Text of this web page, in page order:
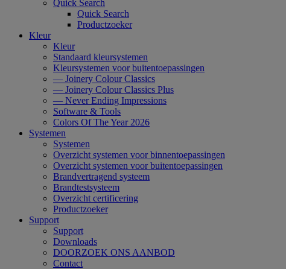
Quick Search
Quick Search
Productzoeker
Kleur
Kleur
Standaard kleursystemen
Kleursystemen voor buitentoepassingen
— Joinery Colour Classics
— Joinery Colour Classics Plus
— Never Ending Impressions
Software & Tools
Colors Of The Year 2026
Systemen
Systemen
Overzicht systemen voor binnentoepassingen
Overzicht systemen voor buitentoepassingen
Brandvertragend systeem
Brandtestsysteem
Overzicht certificering
Productzoeker
Support
Support
Downloads
DOORZOEK ONS AANBOD
Contact